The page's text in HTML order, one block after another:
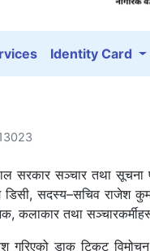
Identity Card
सञ्चार तथा सूचना
सदस्य–सचिव राजेश
कलाकार तथा
गरिएको डाक टिकट